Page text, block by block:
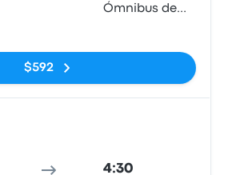
Ómnibus de
$592
4:30